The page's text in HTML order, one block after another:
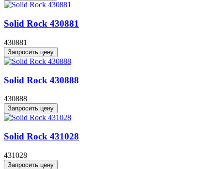
Solid Rock 430881
430881
Запросить цену
Solid Rock 430888
430888
Запросить цену
Solid Rock 431028
431028
Запросить цену